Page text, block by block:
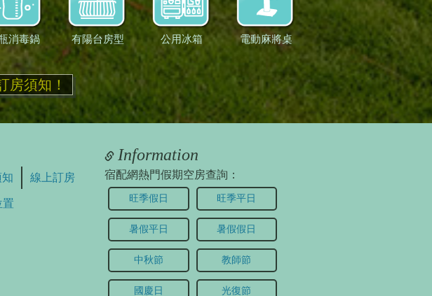
消毒鍋 有陽台房型 公用冰箱 電動麻將桌
房須知！
線上訂房
置
Information
宿配網熱門假期空房查詢：
旺季假日 旺季平日
暑假平日 暑假假日
中秋節 教師節
國慶日 光復節